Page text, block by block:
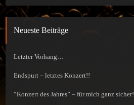
Neueste Beiträge
Letzter Vorhang…
Endspurt – letztes Konzert!!
“Konzert des Jahres” – für mich ganz sicher!